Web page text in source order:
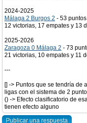
2024-2025
Málaga 2 Burgos 2 - 53
12 victorias, 17 empates y 13
2025-2026
Zaragoza 0 Málaga 2 - 73
21 victorias, 10 empates y 11
---
[] -> Puntos que se tendría de
ligas con el sistema de 2
() -> Efecto clasificatorio de
tienen efecto alguno
Publicar una respuesta